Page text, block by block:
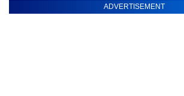
ADVERTISEMENT